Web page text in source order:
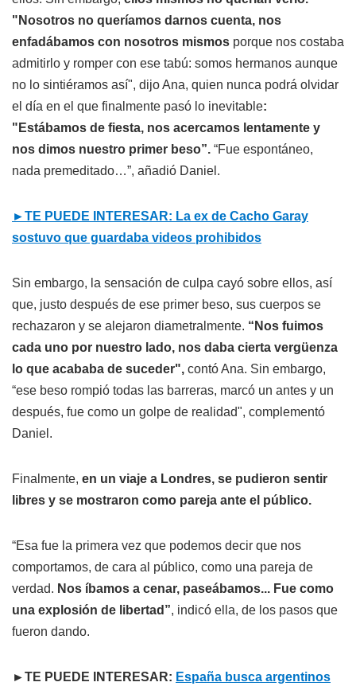
"Nosotros no queríamos darnos cuenta, nos
enfadábamos con nosotros mismos porque nos costaba
admitirlo y romper con ese tabú: somos hermanos aunque
no lo sintiéramos así", dijo Ana, quien nunca podrá olvidar
el día en el que finalmente pasó lo inevitable:
"Estábamos de fiesta, nos acercamos lentamente y
nos dimos nuestro primer beso”. “Fue espontáneo,
nada premeditado…”, añadió Daniel.
►TE PUEDE INTERESAR: La ex de Cacho Garay
sostuvo que guardaba videos prohibidos
Sin embargo, la sensación de culpa cayó sobre ellos, así
que, justo después de ese primer beso, sus cuerpos se
rechazaron y se alejaron diametralmente. “Nos fuimos
cada uno por nuestro lado, nos daba cierta vergüenza
lo que acababa de suceder", contó Ana. Sin embargo,
“ese beso rompió todas las barreras, marcó un antes y un
después, fue como un golpe de realidad", complementó
Daniel.
Finalmente, en un viaje a Londres, se pudieron sentir
libres y se mostraron como pareja ante el público.
“Esa fue la primera vez que podemos decir que nos
comportamos, de cara al público, como una pareja de
verdad. Nos íbamos a cenar, paseábamos... Fue como
una explosión de libertad”, indicó ella, de los pasos que
fueron dando.
►TE PUEDE INTERESAR: España busca argentinos